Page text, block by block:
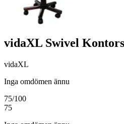
vidaXL Swivel
vidaXL
Inga omdömen ännu
75/100
75